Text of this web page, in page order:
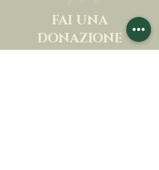
FAI UNA
DONAZIONE